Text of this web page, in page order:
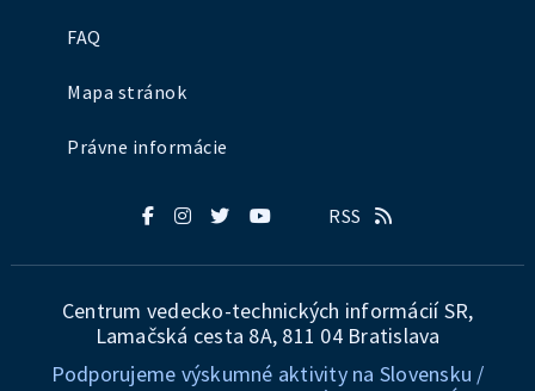
FAQ
Mapa stránok
Právne informácie
RSS
Centrum vedecko-technických informácií SR,
Lamačská cesta 8A, 811 04 Bratislava
Podporujeme výskumné aktivity na Slovensku /